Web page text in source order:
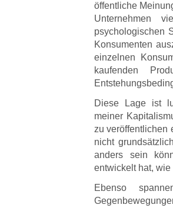
öffentliche
Unternehmen
psychologischen
Konsumenten
einzelnen
kaufenden
Diese Lage ist
meiner
zu veröffentlichen
nicht
anders sein
entwickelt hat,
Ebenso